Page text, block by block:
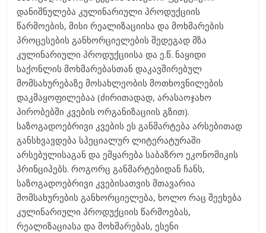
დანიშნულება კულინარიული პროდუქციის
წარმოების, მისი რეალიზაციისა და მოხმარების
პროცესების განხორციელების შედეგად მზა
კულინარიული პროდუქციისა და ე.წ. ნაყიდი
საქონლის მოხმარებასთან დაკავშირებულ
მომსახურებაზე მოსახლეობის მოთხოვნილების
დაკმაყოფილებაა (ძირითადად, არასაოჯახო
პირობებში კვების ორგანიზაციის გზით).
საზოგადოებრივი კვების ეს განმარტება არსებითად
განსხვავდება სპეციალურ ლიტერატურაში
არსებულისაგან და ემყარება საბაზრო ეკონომიკის
პრინციპებს. როგორც განმარტებიდან ჩანს,
საზოგადოებრივი კვებისათვის მთავარია
მომსახურების განხორციელება, ხოლო რაც შეეხება
კულინარიული პროდუქციის წარმოებას,
რეალიზაციასა და მოხმარებას, ესენი